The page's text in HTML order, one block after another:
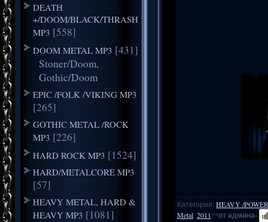
DEATH
+/DOOM/BLACK/THRASH
MP3 [558]
DOOM METAL MP3 [431]
Stoner/Doom,
Gothic/Doom
EPIC /FOLK /VIKING MP3
[265]
GOTHIC METAL /ROCK
MP3 [226]
HARD ROCK MP3 [1524]
HARD/METALCORE MP3
[57]
HEAVY METAL, HARD &
HEAVY MP3 [1081]
Категория: HEAVY /
Metal 2011**от админа-